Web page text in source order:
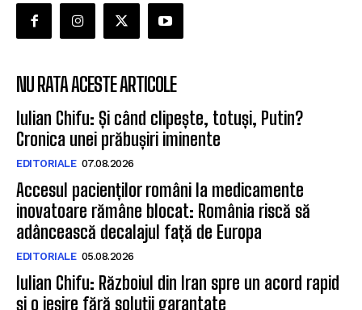
NU RATA ACESTE ARTICOLE
Iulian Chifu: Și când clipește, totuși, Putin?
Cronica unei prăbușiri iminente
EDITORIALE 07.08.2026
Accesul pacienților români la medicamente
inovatoare rămâne blocat: România riscă să
adâncească decalajul față de Europa
EDITORIALE 05.08.2026
Iulian Chifu: Războiul din Iran spre un acord rapid
și o ieșire fără soluții garantate